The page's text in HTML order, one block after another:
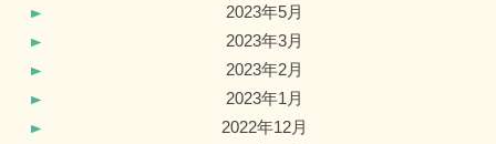
2023年5月
2023年3月
2023年2月
2023年1月
2022年12月